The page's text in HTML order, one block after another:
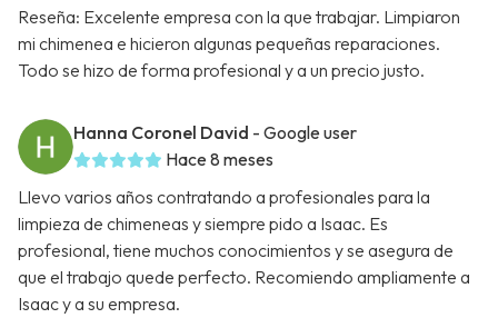
Reseña: Excelente empresa con la que trabajar. Limpiaron
mi chimenea e hicieron algunas pequeñas reparaciones.
Todo se hizo de forma profesional y a un precio justo.
Hanna Coronel David - Google user
Hace 8 meses
Llevo varios años contratando a profesionales para la
limpieza de chimeneas y siempre pido a Isaac. Es
profesional, tiene muchos conocimientos y se asegura de
que el trabajo quede perfecto. Recomiendo ampliamente a
Isaac y a su empresa.